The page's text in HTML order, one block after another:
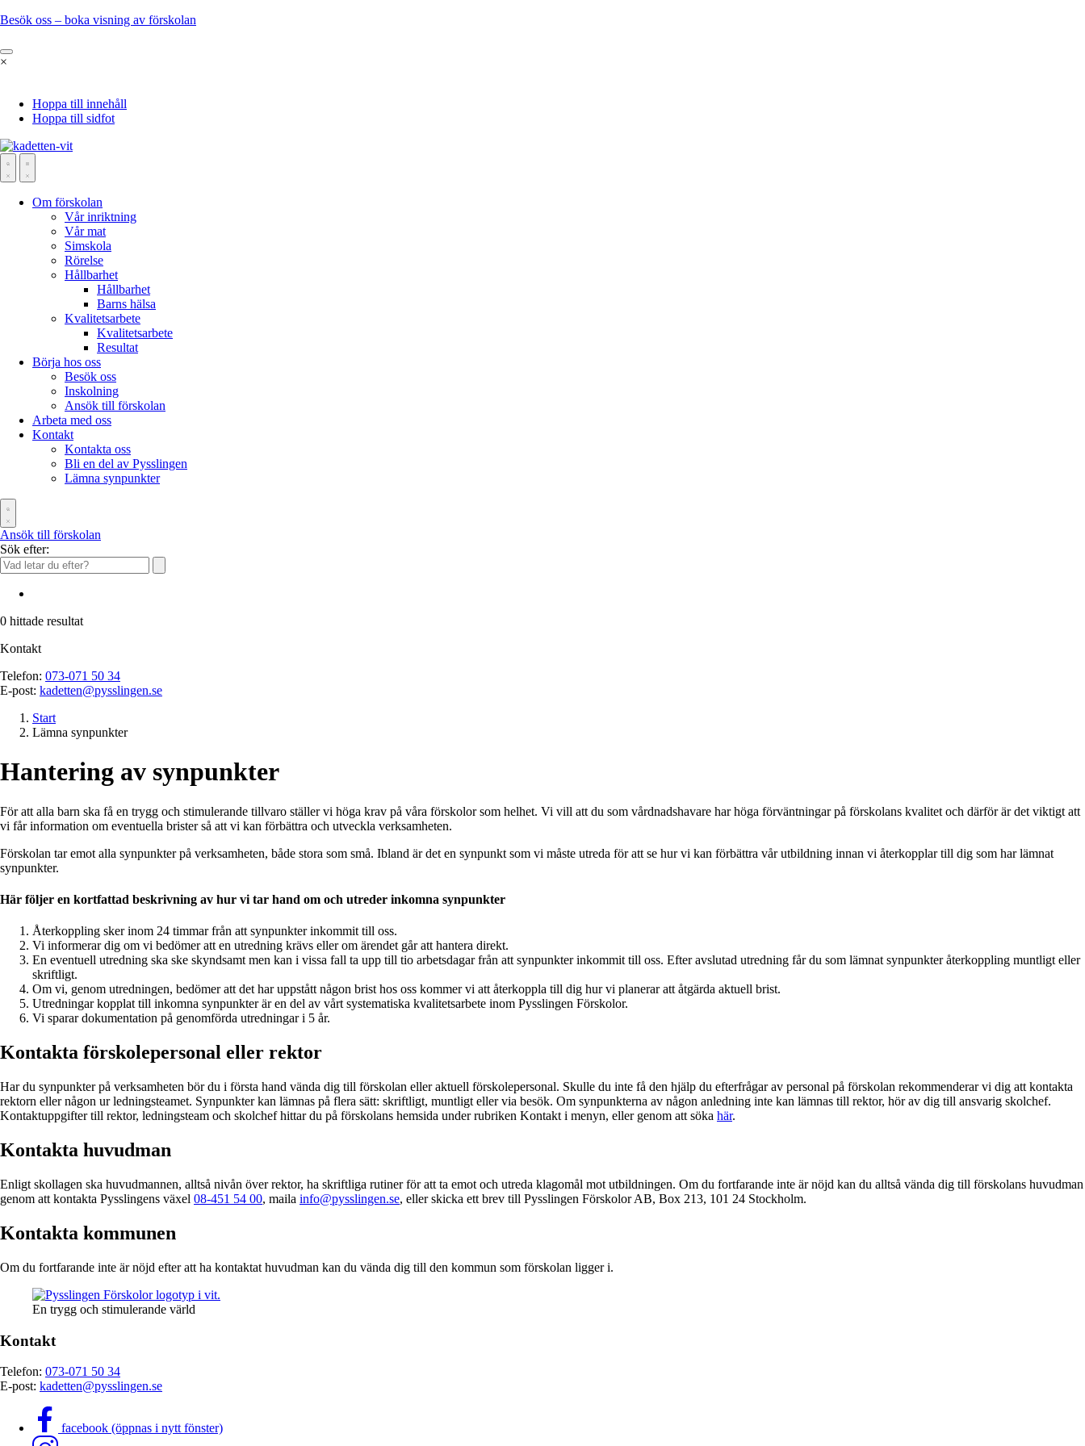
Besök oss – boka visning av förskolan
×
Hoppa till innehåll
Hoppa till sidfot
Om förskolan
Vår inriktning
Vår mat
Simskola
Rörelse
Hållbarhet
Hållbarhet
Barns hälsa
Kvalitetsarbete
Kvalitetsarbete
Resultat
Börja hos oss
Besök oss
Inskolning
Ansök till förskolan
Arbeta med oss
Kontakt
Kontakta oss
Bli en del av Pysslingen
Lämna synpunkter
Ansök till förskolan
Sök efter:
0 hittade resultat
Kontakt
Telefon: 073-071 50 34
E-post: kadetten@pysslingen.se
Start
Lämna synpunkter
Hantering av synpunkter
För att alla barn ska få en trygg och stimulerande tillvaro ställer vi höga krav på våra förskolor som helhet. Vi vill att du som vårdnadshavare har höga förväntningar på förskolans kvalitet och därför är det viktigt att
vi får information om eventuella brister så att vi kan förbättra och utveckla verksamheten.
Förskolan tar emot alla synpunkter på verksamheten, både stora som små. Ibland är det en synpunkt som vi måste utreda för att se hur vi kan förbättra vår utbildning innan vi återkopplar till dig som har lämnat
synpunkter.
Här följer en kortfattad beskrivning av hur vi tar hand om och utreder inkomna synpunkter
Återkoppling sker inom 24 timmar från att synpunkter inkommit till oss.
Vi informerar dig om vi bedömer att en utredning krävs eller om ärendet går att hantera direkt.
En eventuell utredning ska ske skyndsamt men kan i vissa fall ta upp till tio arbetsdagar från att synpunkter inkommit till oss. Efter avslutad utredning får du som lämnat synpunkter återkoppling muntligt eller
skriftligt.
Om vi, genom utredningen, bedömer att det har uppstått någon brist hos oss kommer vi att återkoppla till dig hur vi planerar att åtgärda aktuell brist.
Utredningar kopplat till inkomna synpunkter är en del av vårt systematiska kvalitetsarbete inom Pysslingen Förskolor.
Vi sparar dokumentation på genomförda utredningar i 5 år.
Kontakta förskolepersonal eller rektor
Har du synpunkter på verksamheten bör du i första hand vända dig till förskolan eller aktuell förskolepersonal. Skulle du inte få den hjälp du efterfrågar av personal på förskolan rekommenderar vi dig att kontakta
rektorn eller någon ur ledningsteamet. Synpunkter kan lämnas på flera sätt: skriftligt, muntligt eller via besök. Om synpunkterna av någon anledning inte kan lämnas till rektor, hör av dig till ansvarig skolchef.
Kontaktuppgifter till rektor, ledningsteam och skolchef hittar du på förskolans hemsida under rubriken Kontakt i menyn, eller genom att söka här.
Kontakta huvudman
Enligt skollagen ska huvudmannen, alltså nivån över rektor, ha skriftliga rutiner för att ta emot och utreda klagomål mot utbildningen. Om du fortfarande inte är nöjd kan du alltså vända dig till förskolans huvudman
genom att kontakta Pysslingens växel 08-451 54 00, maila info@pysslingen.se, eller skicka ett brev till Pysslingen Förskolor AB, Box 213, 101 24 Stockholm.
Kontakta kommunen
Om du fortfarande inte är nöjd efter att ha kontaktat huvudman kan du vända dig till den kommun som förskolan ligger i.
En trygg och stimulerande värld
Kontakt
Telefon: 073-071 50 34
E-post: kadetten@pysslingen.se
facebook (öppnas i nytt fönster)